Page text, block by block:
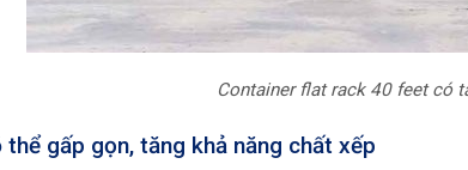
Container flat rack 40 feet có
gấp gọn, tăng khả năng chất xếp